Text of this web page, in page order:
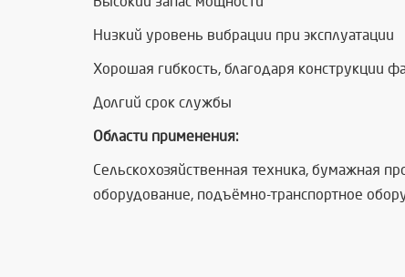
Низкий уровень вибрации при эксплуатации
Хорошая гибкость, благодаря конструкции
Долгий срок службы
Области применения:
Сельскохозяйственная техника, бумажная
оборудование, подъёмно-транспортное